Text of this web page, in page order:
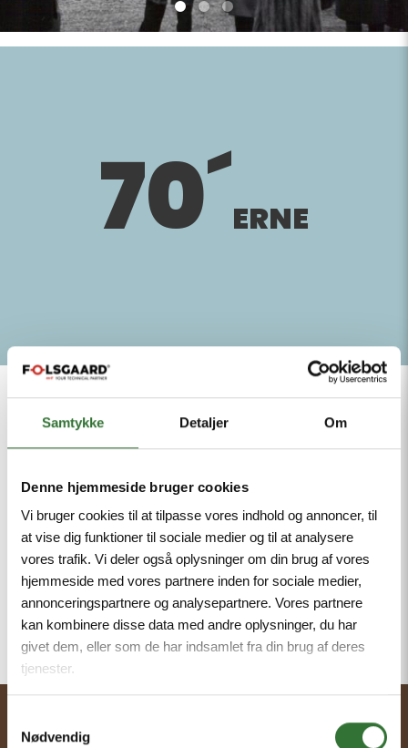
Samtykke Detaljer Om
Denne hjemmeside bruger cookies
Vi bruger cookies til at tilpasse vores indhold og annoncer, til
at vise dig funktioner til sociale medier og til at analysere
vores trafik. Vi deler også oplysninger om din brug af vores
hjemmeside med vores partnere inden for sociale medier,
annonceringspartnere og analysepartnere. Vores partnere
kan kombinere disse data med andre oplysninger, du har
givet dem, eller som de har indsamlet fra din brug af deres
tjenester.
Nødvendig
70´ERNE
Industrivej 2, Glostrup
1978
Belysningsafdelingen nedlægges
Ulykken på Flatø
Ejby Industrivej 2